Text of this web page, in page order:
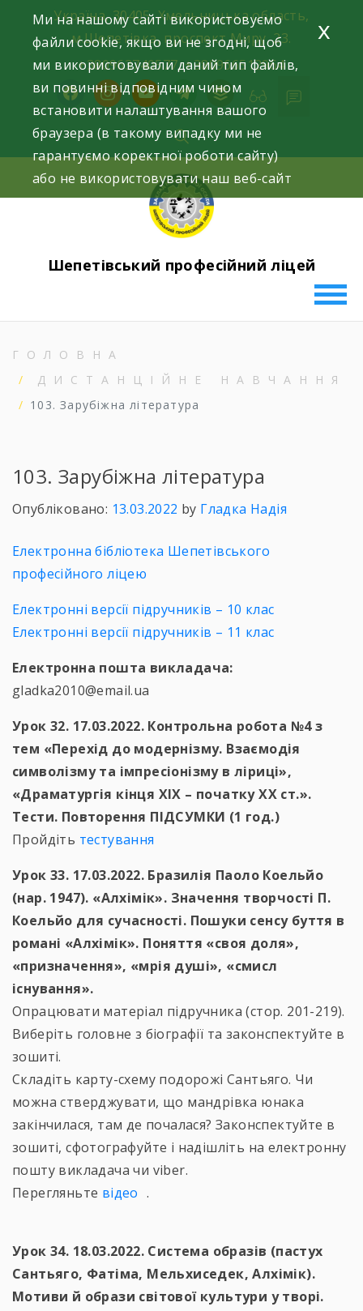
content
Україна, 30405, Хмельницька область,
м.Шепетівка, проспект Миру, 23.
+380963740577, +380966512964
facebookinstagramyoutubetelegram
buffer
Шепетівський професійний ліцей
ГОЛОВНА
ДИСТАНЦІЙНЕ НАВЧАННЯ
103. Зарубіжна література
103. Зарубіжна література
Опубліковано: 13.03.2022 by Гладка Надія
Електронна бібліотека Шепетівського
професійного ліцею
Електронні версії підручників – 10 клас
Електронні версії підручників – 11 клас
Електронна пошта викладача:
gladka2010@email.ua
Урок 32. 17.03.2022. Контрольна робота №4 з
тем «Перехід до модернізму. Взаємодія
символізму та імпресіонізму в ліриці»,
«Драматургія кінця XIX – початку XX ст.».
Тести. Повторення ПІДСУМКИ (1 год.)
Пройдіть тестування
Урок 33. 17.03.2022. Бразилія Паоло Коельйо
(нар. 1947). «Алхімік». Значення творчості П.
Коельйо для сучасності. Пошуки сенсу буття в
романі «Алхімік». Поняття «своя доля»,
«призначення», «мрія душі», «смисл
існування».
Опрацювати матеріал підручника (стор. 201-219).
Виберіть головне з біографії та законспектуйте в
зошиті.
Складіть карту-схему подорожі Сантьяго. Чи
можна стверджувати, що мандрівка юнака
закінчилася, там де почалася? Законспектуйте в
зошиті, сфотографуйте і надішліть на електронну
пошту викладача чи viber.
Перегляньте відео .
Урок 34. 18.03.2022. Система образів (пастух
Сантьяго, Фатіма, Мельхиседек, Алхімік).
Мотиви й образи світової культури у творі.
Ми на нашому сайті використовуємо
файли cookie, якщо ви не згодні, щоб
ми використовували даний тип файлів,
ви повинні відповідним чином
встановити налаштування вашого
браузера (в такому випадку ми не
гарантуємо коректної роботи сайту)
або не використовувати наш веб-сайт
x